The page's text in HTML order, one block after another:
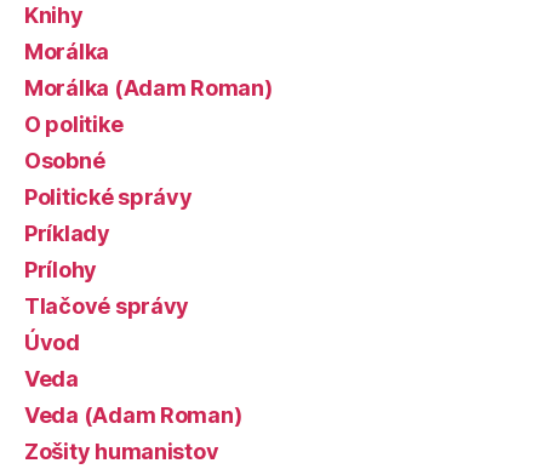
Knihy
Morálka
Morálka (Adam Roman)
O politike
Osobné
Politické správy
Príklady
Prílohy
Tlačové správy
Úvod
Veda
Veda (Adam Roman)
Zošity humanistov